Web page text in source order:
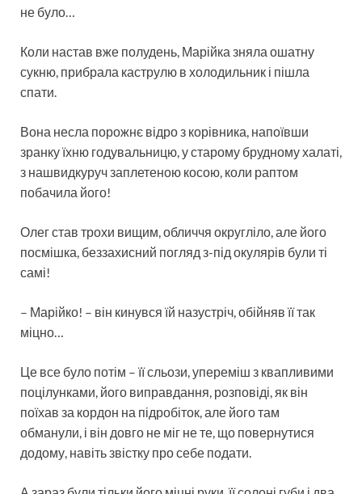
не було…
Коли настав вже полудень, Марійка зняла ошатну
сукню, прибрала каструлю в холодильник і пішла
спати.
Вона несла порожнє відро з корівника, напоївши
зранку їхню годувальницю, у старому брудному халаті,
з нашвидкуруч заплетеною косою, коли раптом
побачила його!
Олег став трохи вищим, обличчя округліло, але його
посмішка, беззахисний погляд з-під окулярів були ті
самі!
– Марійко! – він кинувся їй назустріч, обійняв її так
міцно…
Це все було потім – її сльози, упереміш з квапливими
поцілунками, його виправдання, розповіді, як він
поїхав за кордон на підробіток, але його там
обманули, і він довго не міг не те, що повернутися
додому, навіть звістку про себе подати.